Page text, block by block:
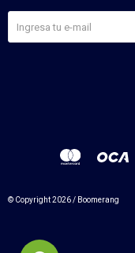
© Copyright 2026 / Boomerang